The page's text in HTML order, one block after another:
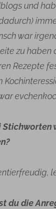
und
war
zu
Rezepte
Stichworten
du die